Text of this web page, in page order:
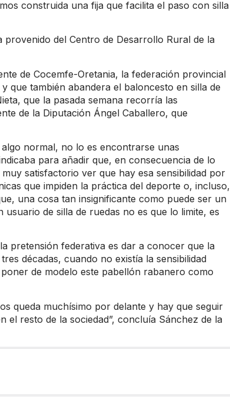
construida una fija que facilita el paso con silla
del Centro de Desarrollo Rural de la
de Cocemfe-Oretania, la federación provincial
que también abandera el baloncesto en silla de
que la pasada semana recorría las
de la Diputación Ángel Caballero, que
normal, no lo es encontrarse unas
para añadir que, en consecuencia de lo
satisfactorio ver que hay esa sensibilidad por
que impiden la práctica del deporte o, incluso,
una cosa tan insignificante como puede ser un
de silla de ruedas no es que lo limite, es
pretensión federativa es dar a conocer que la
décadas, cuando no existía la sensibilidad
de modelo este pabellón rabanero como
queda muchísimo por delante y hay que seguir
resto de la sociedad”, concluía Sánchez de la